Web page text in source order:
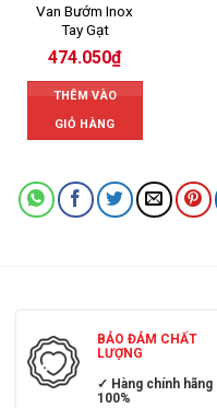
Van Bướm Inox
Tay Gạt
474.050₫
THÊM VÀO
GIỎ HÀNG
BẢO ĐẢM CHẤT
LƯỢNG
✓ Hàng chính hãng
100%